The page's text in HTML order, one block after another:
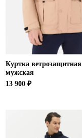
Куртка ветрозащитная
мужская
13 900 ₽